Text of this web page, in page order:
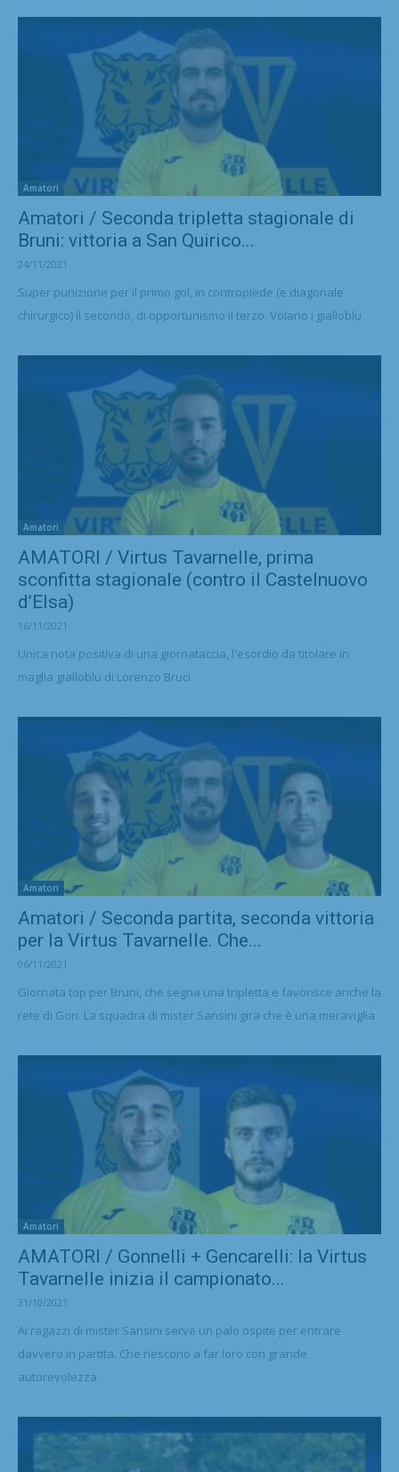
Amatori
Amatori / Seconda tripletta stagionale di
Bruni: vittoria a San Quirico...
24/11/2021
Super punizione per il primo gol, in contropiede (e diagonale
chirurgico) il secondo, di opportunismo il terzo. Volano i gialloblu
Amatori
AMATORI / Virtus Tavarnelle, prima
sconfitta stagionale (contro il Castelnuovo
d’Elsa)
16/11/2021
Unica nota positiva di una giornataccia, l'esordio da titolare in
maglia gialloblu di Lorenzo Bruci
Amatori
Amatori / Seconda partita, seconda vittoria
per la Virtus Tavarnelle. Che...
06/11/2021
Giornata top per Bruni, che segna una tripletta e favorisce anche la
rete di Gori. La squadra di mister Sansini gira che è una meraviglia
Amatori
AMATORI / Gonnelli + Gencarelli: la Virtus
Tavarnelle inizia il campionato...
31/10/2021
Ai ragazzi di mister Sansini serve un palo ospite per entrare
davvero in partita. Che riescono a far loro con grande
autorevolezza